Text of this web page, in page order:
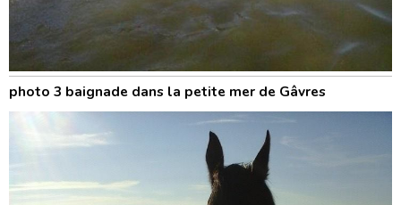
photo 3 baignade dans la petite mer de Gâvres